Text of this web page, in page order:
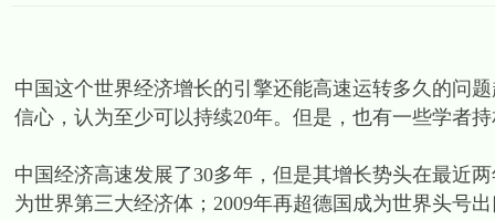
中国这个世界经济增长的引擎还能高速运转多久的问
信心，认为至少可以持续20年。但是，也有一些学者
中国经济高速发展了30多年，但是其增长势头在最近
为世界第三大经济体；2009年再超德国成为世界头号